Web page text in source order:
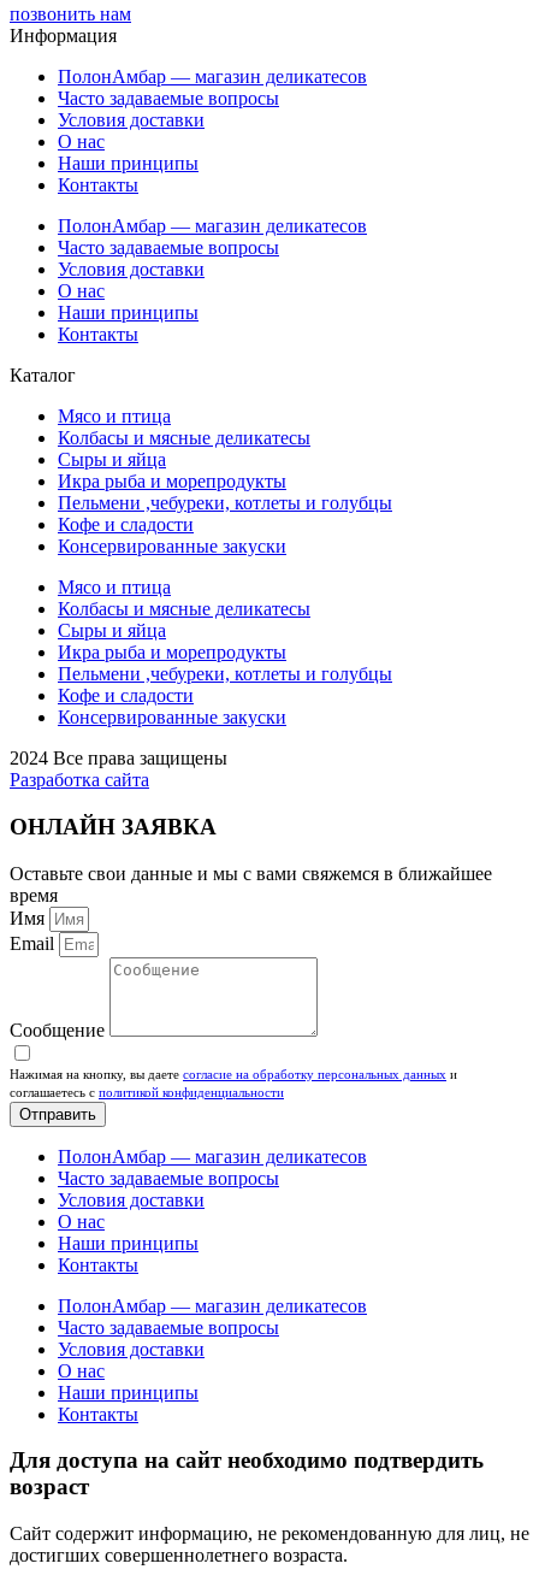
позвонить нам
Информация
ПолонАмбар — магазин деликатесов
Часто задаваемые вопросы
Условия доставки
О нас
Наши принципы
Контакты
ПолонАмбар — магазин деликатесов
Часто задаваемые вопросы
Условия доставки
О нас
Наши принципы
Контакты
Каталог
Мясо и птица
Колбасы и мясные деликатесы
Сыры и яйца
Икра рыба и морепродукты
Пельмени ,чебуреки, котлеты и голубцы
Кофе и сладости
Консервированные закуски
Мясо и птица
Колбасы и мясные деликатесы
Сыры и яйца
Икра рыба и морепродукты
Пельмени ,чебуреки, котлеты и голубцы
Кофе и сладости
Консервированные закуски
2024 Все права защищены
Разработка сайта
ОНЛАЙН ЗАЯВКА
Оставьте свои данные и мы с вами свяжемся в ближайшее
время
Имя
Email
Сообщение
Нажимая на кнопку, вы даете согласие на обработку персональных данных и
соглашаетесь c политикой конфиденциальности
Отправить
ПолонАмбар — магазин деликатесов
Часто задаваемые вопросы
Условия доставки
О нас
Наши принципы
Контакты
ПолонАмбар — магазин деликатесов
Часто задаваемые вопросы
Условия доставки
О нас
Наши принципы
Контакты
Для доступа на сайт необходимо подтвердить
возраст
Сайт содержит информацию, не рекомендованную для лиц, не
достигших совершеннолетнего возраста.